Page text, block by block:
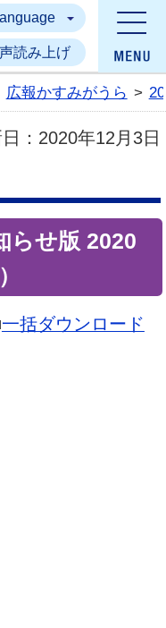
みがうら市
読み上げ
広報かすみがうら >
： 2020年12月3日
らせ版 2020
一括ダウンロード